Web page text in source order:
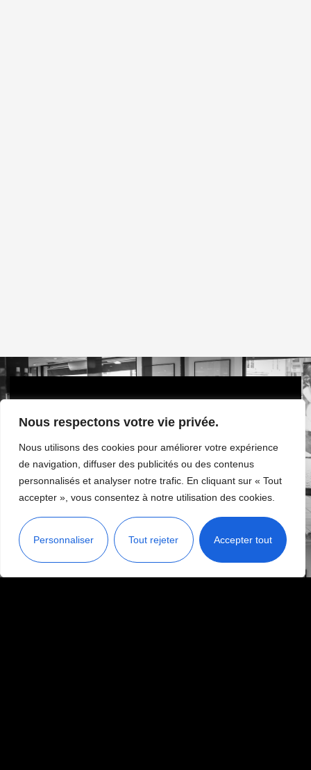
Nous respectons votre vie privée.
Nous utilisons des cookies pour améliorer votre expérience
de navigation, diffuser des publicités ou des contenus
personnalisés et analyser notre trafic. En cliquant sur « Tout
accepter », vous consentez à notre utilisation des cookies.
Personnaliser Tout rejeter Accepter tout
Avec et sans rendez-vous par téléphone au :
01 82 88 11 36
Nous contacter